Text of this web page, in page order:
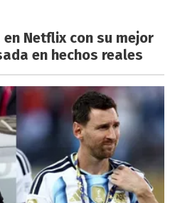
Netflix con su mejor
en hechos reales